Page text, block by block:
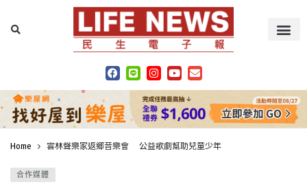
Home 雲林聲樂家返鄉音樂會 公益歌劇幫助兒童少年
合作媒體